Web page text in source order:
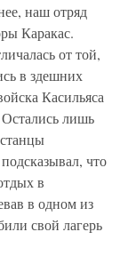
наш отряд
Каракас.
от той,
в здешних
Касильяса
лишь
что
в
в одном из
свой лагерь